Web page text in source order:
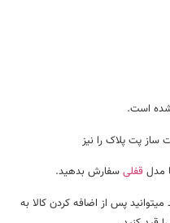
شده است.
ساز پت پلاک را نیز
مدلقفلیسفارش بدهید.
پس از اضافه کردن کالا به